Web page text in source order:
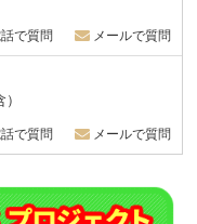
で質問 メールで質問
で質問 メールで質問